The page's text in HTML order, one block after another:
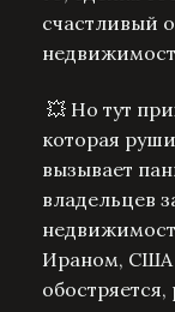
счастливый
💥 Но тут
которая
вызывает
владельцев
Ираном, США